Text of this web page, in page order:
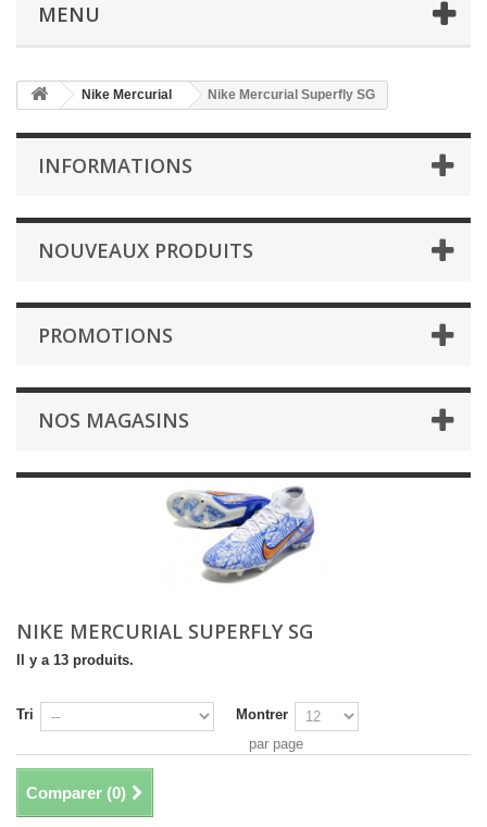
MENU
Nike Mercurial Nike Mercurial Superfly SG
INFORMATIONS
NOUVEAUX PRODUITS
PROMOTIONS
NOS MAGASINS
NIKE MERCURIAL SUPERFLY SG
Il y a 13 produits.
Tri
Montrer
par page
Comparer (0)